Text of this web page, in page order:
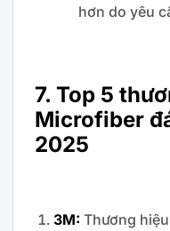
hơn do yêu
7. Top 5
Microfiber
2025
3M: Thương